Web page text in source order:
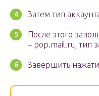
Затем тип
После этого
– pop.mail.ru, тип
Завершить